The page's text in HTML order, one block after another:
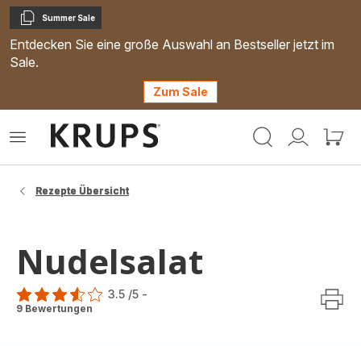
Kopieren
Summer Sale
Entdecken Sie eine große Auswahl an Bestseller jetzt im
Sale.
Zum Sale
Mein
Mein
Das
Rezepte Übersicht
Nudelsalat
ratings.3.5
3.5 /5 -
9 Bewertungen